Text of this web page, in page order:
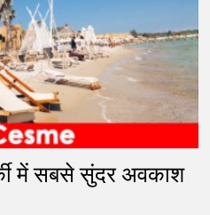
में सबसे सुंदर अवकाश